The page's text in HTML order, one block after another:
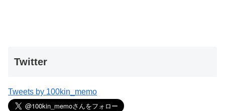
Twitter
Tweets by 100kin_memo